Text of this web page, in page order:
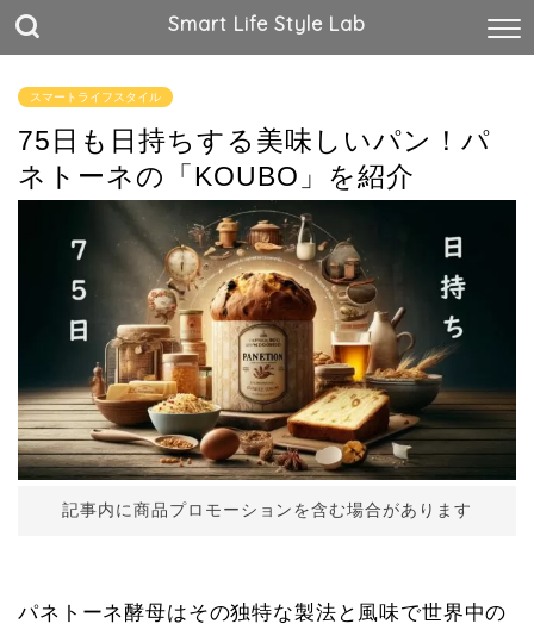
Smart Life Style Lab
スマートライフスタイル
75日も日持ちする美味しいパン！パ
ネトーネの「KOUBO」を紹介
記事内に商品プロモーションを含む場合があります
パネトーネ酵母はその独特な製法と風味で世界中の